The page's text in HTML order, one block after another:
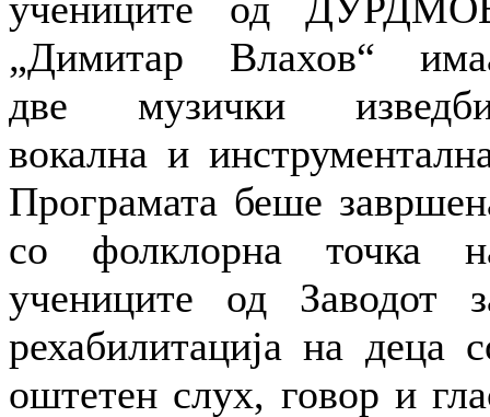
„Димитар Влахов“
две музички
вокална и
Програмата беше
со фолклорна точка
учениците од Заводот
рехабилитација на деца
оштетен слух, говор и